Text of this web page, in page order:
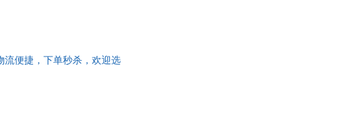
流便捷，下单秒杀，欢迎选